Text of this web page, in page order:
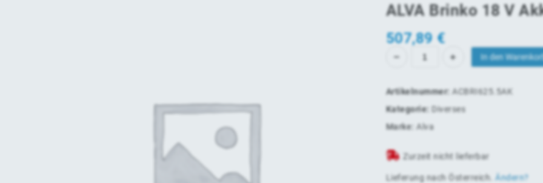
ALVA Brinko 18 V
507,89€
In den
Artikelnummer: ACBRI625.5AK
Kategorie: Diverses
Marke:Alva
Zurzeit nicht lieferbar
Lieferung nach Österreich Ändern?